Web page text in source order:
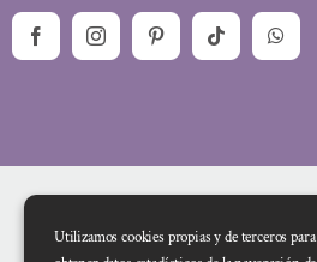
Utilizamos cookies propias y de terceros para